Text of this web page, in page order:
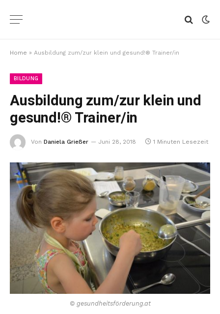
Home » Ausbildung zum/zur klein und gesund!® Trainer/in
BILDUNG
Ausbildung zum/zur klein und
gesund!® Trainer/in
Von Daniela Grießer Juni 28, 2018 1 Minuten Lesezeit
© gesundheitsförderung.at